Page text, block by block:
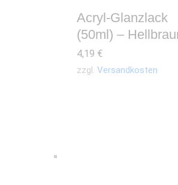
Acryl-Glanzlack
(50ml) –
4,19 €
zzgl. Versandkosten